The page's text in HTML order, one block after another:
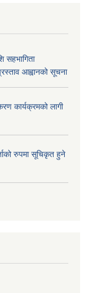
सहभागिता
आह्वानको सूचना
कार्यक्रमको लागी
रुपमा सूचिकृत हुने